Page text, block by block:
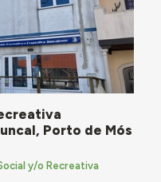
Porto de Mós
y/o Recreativa